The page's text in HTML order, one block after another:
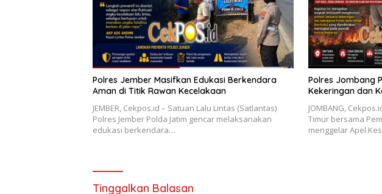
Polres Jember Masifkan Edukasi Berkendara
Aman di Titik Rawan Kecelakaan
JEMBER, Cekpos.id – Satuan Lalu Lintas (Satlantas)
Polres Jember Polda Jatim gencar melaksanakan
edukasi berkendara…
Polres Jombang
Kekeringan dan
JOMBANG,
Timur bersama
menggelar Apel
Tinggalkan Balasan